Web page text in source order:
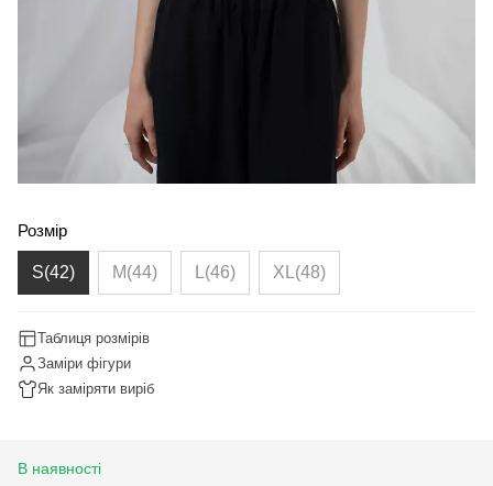
Розмір
S(42) M(44) L(46) XL(48)
Таблиця розмірів
Заміри фігури
Як заміряти виріб
В наявності